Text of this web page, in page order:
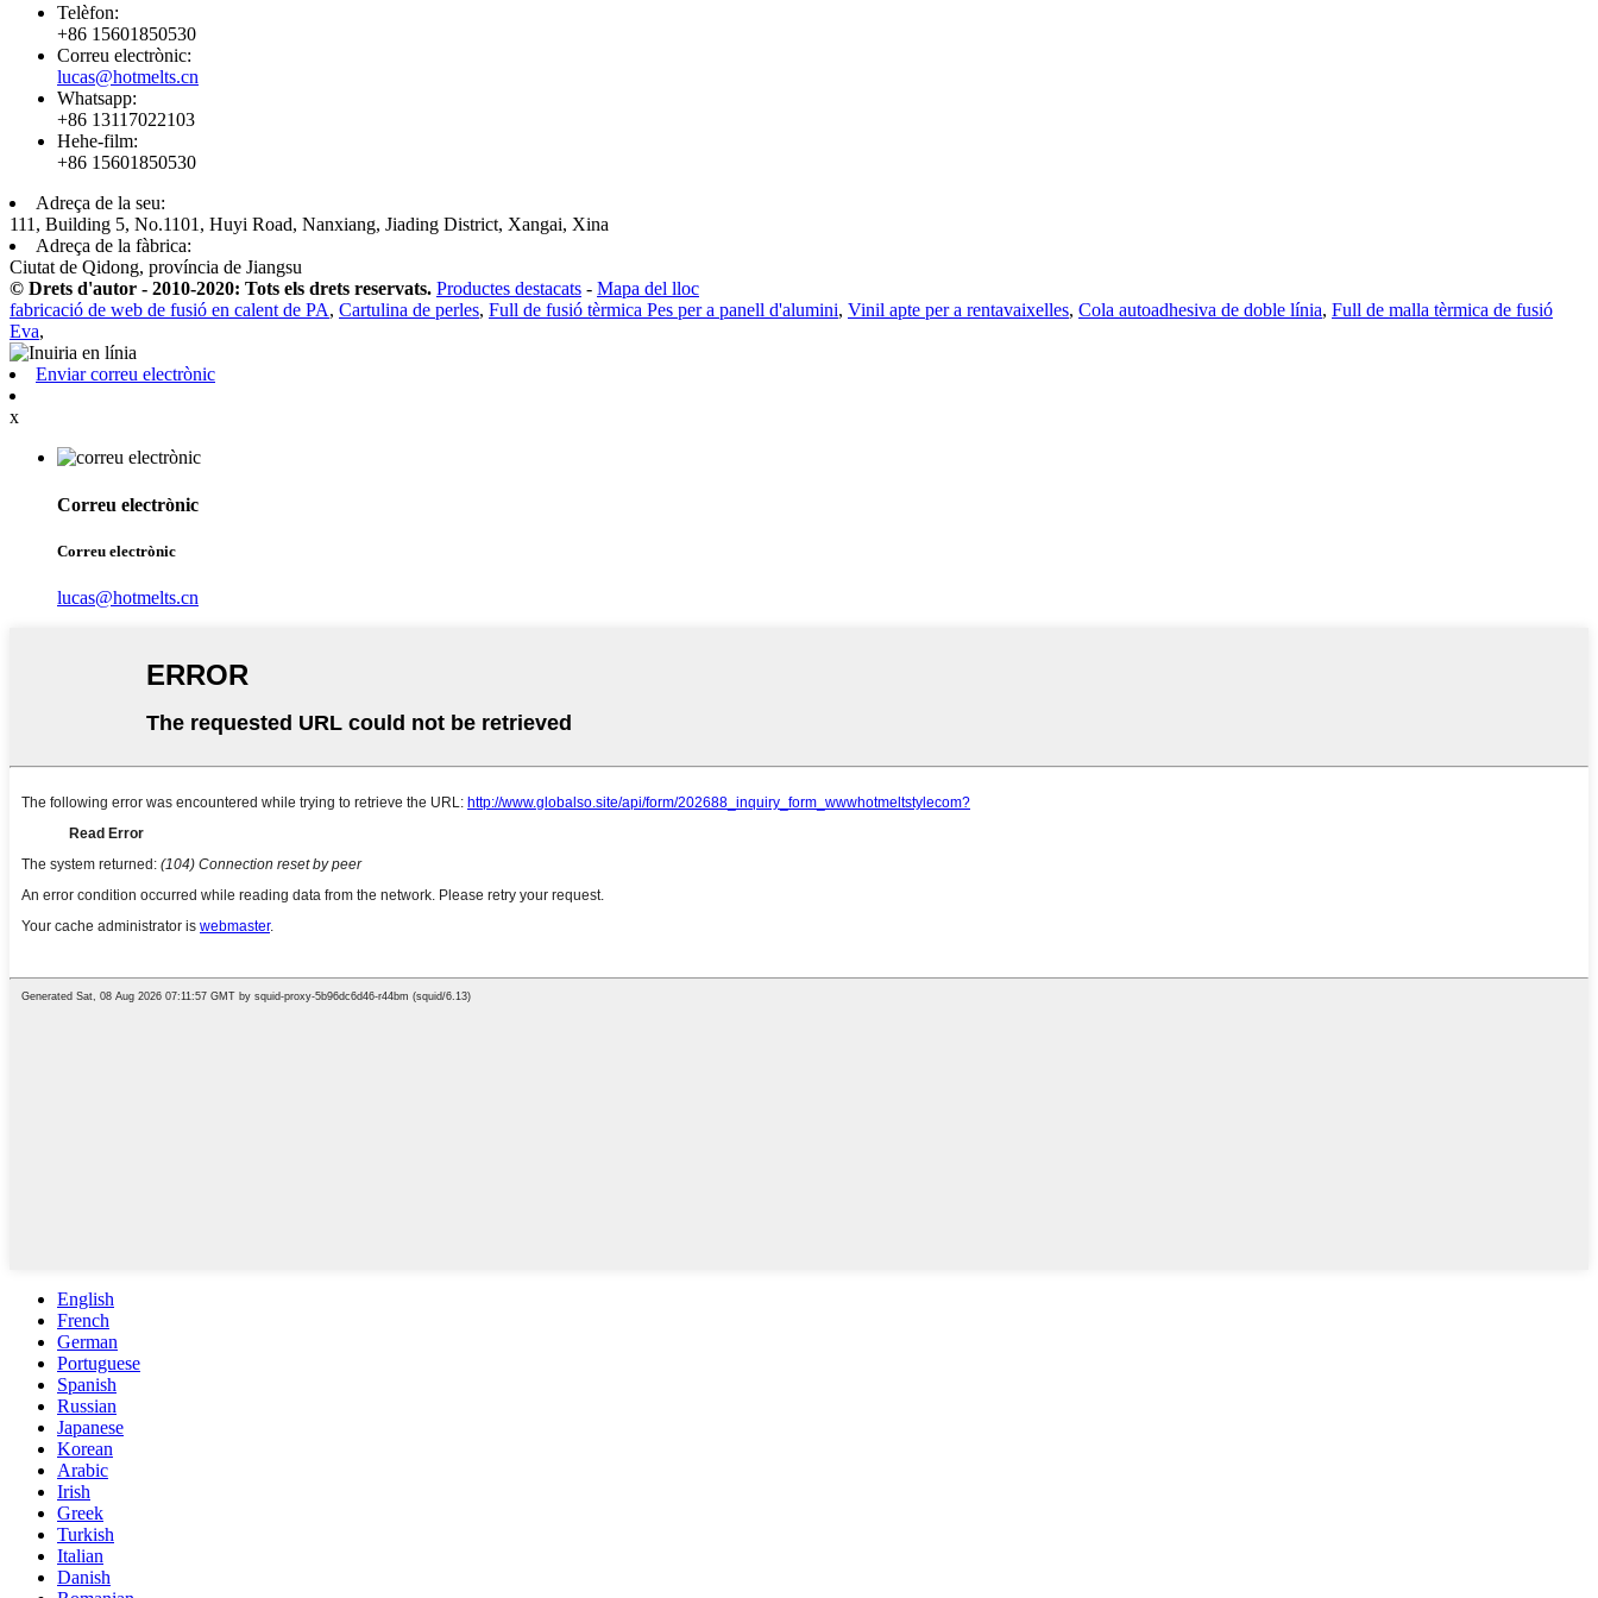
Telèfon:
+86 15601850530
Correu electrònic:
lucas@hotmelts.cn
Whatsapp:
+86 13117022103
Hehe-film:
+86 15601850530
Adreça de la seu:
111, Building 5, No.1101, Huyi Road, Nanxiang, Jiading District, Xangai, Xina
Adreça de la fàbrica:
Ciutat de Qidong, província de Jiangsu
© Drets d'autor - 2010-2020: Tots els drets reservats. Productes destacats - Mapa del lloc
fabricació de web de fusió en calent de PA, Cartulina de perles, Full de fusió tèrmica Pes per a panell d'alumini, Vinil apte per a rentavaixelles, Cola autoadhesiva de doble línia, Full de malla tèrmica de fusió
Eva,
Enviar correu electrònic
x
Correu electrònic
Correu electrònic
lucas@hotmelts.cn
English
French
German
Portuguese
Spanish
Russian
Japanese
Korean
Arabic
Irish
Greek
Turkish
Italian
Danish